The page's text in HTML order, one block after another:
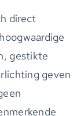
direct
gestikte
geven